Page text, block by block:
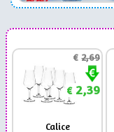
€2,69
€2,39
Calice